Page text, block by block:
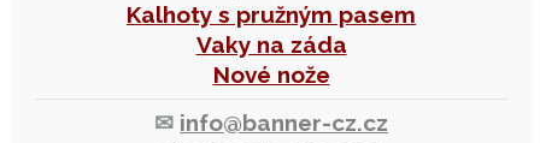
Kalhoty s pružným pasem
Vaky na záda
Nové nože
✉ info@banner-cz.cz